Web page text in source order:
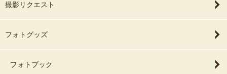
撮影リクエスト
フォトグッズ
フォトブック